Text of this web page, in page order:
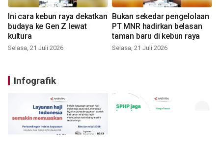
Ini cara kebun raya dekatkan
budaya ke Gen Z lewat
kultura
Selasa, 21 Juli 2026
Bukan sekedar pengelolaan
PT MNR hadirkan belasan
taman baru di kebun raya
Selasa, 21 Juli 2026
Infografik